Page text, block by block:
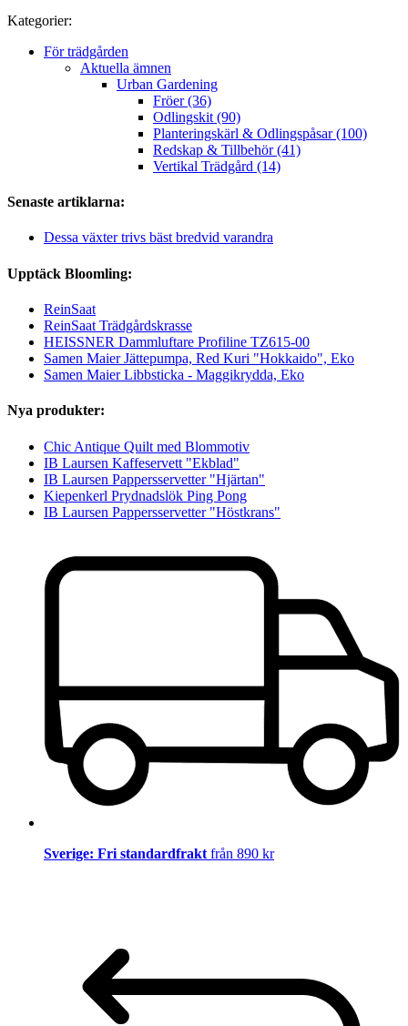
Kategorier:
För trädgården
Aktuella ämnen
Urban Gardening
Fröer (36)
Odlingskit (90)
Planteringskärl & Odlingspåsar (100)
Redskap & Tillbehör (41)
Vertikal Trädgård (14)
Senaste artiklarna:
Dessa växter trivs bäst bredvid varandra
Upptäck Bloomling:
ReinSaat
ReinSaat Trädgårdskrasse
HEISSNER Dammluftare Profiline TZ615-00
Samen Maier Jättepumpa, Red Kuri "Hokkaido", Eko
Samen Maier Libbsticka - Maggikrydda, Eko
Nya produkter:
Chic Antique Quilt med Blommotiv
IB Laursen Kaffeservett "Ekblad"
IB Laursen Pappersservetter "Hjärtan"
Kiepenkerl Prydnadslök Ping Pong
IB Laursen Pappersservetter "Höstkrans"
Sverige: Fri standardfrakt från 890 kr